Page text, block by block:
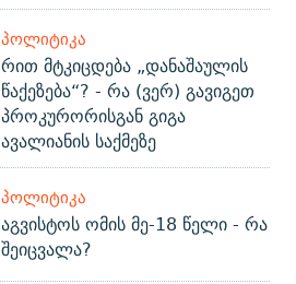
ᲞᲝᲚᲘᲢᲘᲙᲐ
რით მტკიცდება „დანაშაულის
წაქეზება“? - რა (ვერ) გავიგეთ
პროკურორისგან გიგა
ავალიანის საქმეზე
ᲞᲝᲚᲘᲢᲘᲙᲐ
აგვისტოს ომის მე-18 წელი - რა
შეიცვალა?